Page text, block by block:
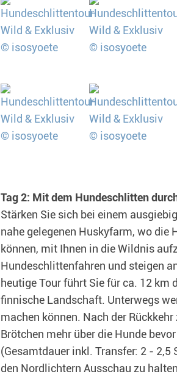
Tag 2: Mit dem Hundeschlitten
Stärken Sie sich bei einem
nahe gelegenen Huskyfarm, wo die
können, mit Ihnen in die Wildnis
Hundeschlittenfahren und steigen
heutige Tour führt Sie für ca. 12 km
finnische Landschaft. Unterwegs
machen können. Nach der
Brötchen mehr über die Hunde
(Gesamtdauer inkl. Transfer: 2 - 2,5
den Nordlichtern Ausschau zu